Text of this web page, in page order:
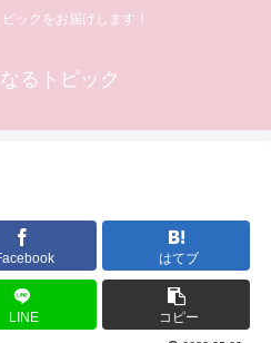
ックをお届けします！
るトピック
はてブ
LINE コピー